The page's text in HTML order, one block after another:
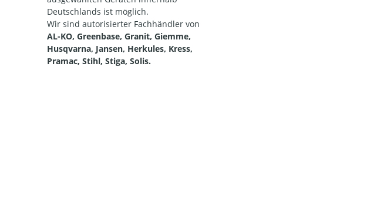
Deutschlands ist möglich.
Wir sind autorisierter Fachhändler von
AL-KO, Greenbase, Granit, Giemme,
Husqvarna, Jansen, Herkules, Kress,
Pramac, Stihl, Stiga, Solis.